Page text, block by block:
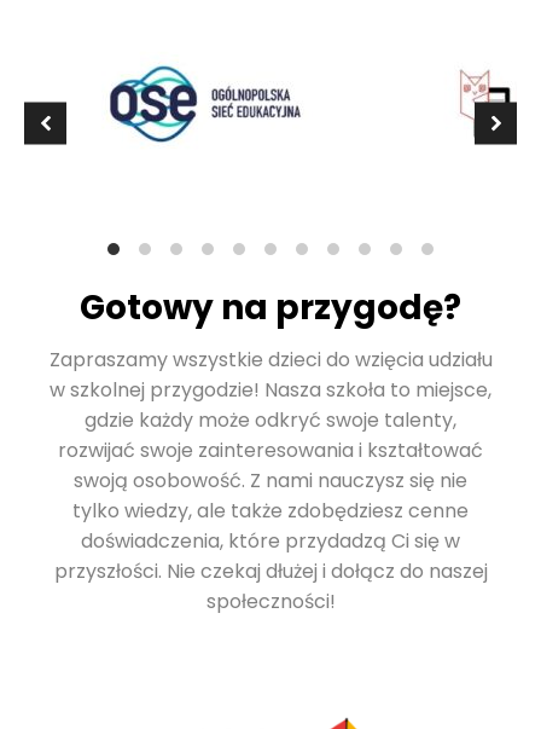
Gotowy na przygodę?
Zapraszamy wszystkie dzieci do wzięcia udziału
w szkolnej przygodzie! Nasza szkoła to miejsce,
gdzie każdy może odkryć swoje talenty,
rozwijać swoje zainteresowania i kształtować
swoją osobowość. Z nami nauczysz się nie
tylko wiedzy, ale także zdobędziesz cenne
doświadczenia, które przydadzą Ci się w
przyszłości. Nie czekaj dłużej i dołącz do naszej
społeczności!